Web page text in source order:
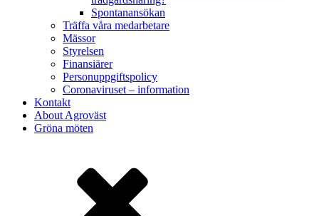
Spontanansökan
Träffa våra medarbetare
Mässor
Styrelsen
Finansiärer
Personuppgiftspolicy
Coronaviruset – information
Kontakt
About Agroväst
Gröna möten